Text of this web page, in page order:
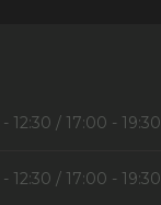
12:30 / 17:00 - 19:30
12:30 / 17:00 - 19:30